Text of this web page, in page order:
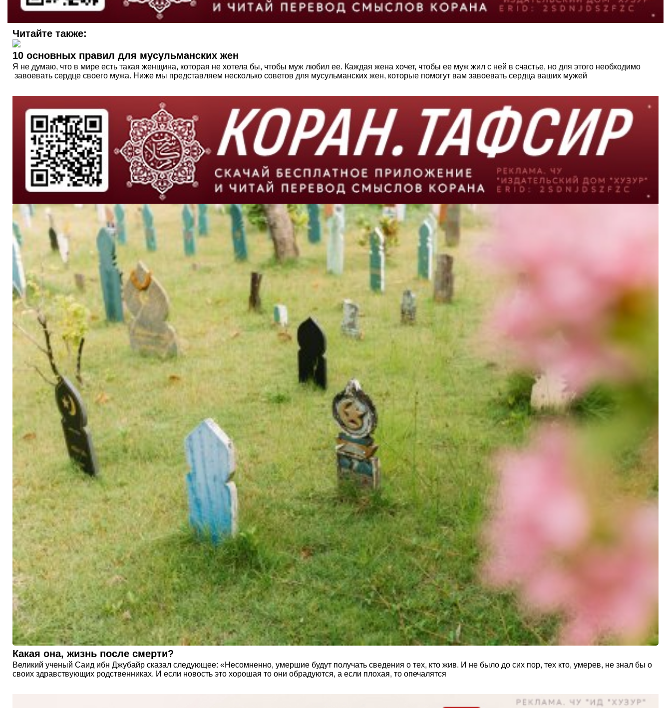
Читайте также:
10 основных правил для мусульманских жен
Я не думаю, что в мире есть такая женщина, которая не хотела бы, чтобы муж любил ее. Каждая жена хочет, чтобы ее муж жил с ней в счастье, но для этого необходимо
завоевать сердце своего мужа. Ниже мы представляем несколько советов для мусульманских жен, которые помогут вам завоевать сердца ваших мужей
Какая она, жизнь после смерти?
Великий ученый Саид ибн Джубайр сказал следующее: «Несомненно, умершие будут получать сведения о тех, кто жив. И не было до сих пор, тех кто, умерев, не знал бы о
своих здравствующих родственниках. И если новость это хорошая то они обрадуются, а если плохая, то опечалятся